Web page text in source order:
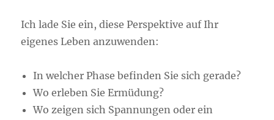
Ich lade Sie ein, diese Perspektive auf Ihr
eigenes Leben anzuwenden:
In welcher Phase befinden Sie sich gerade?
Wo erleben Sie Ermüdung?
Wo zeigen sich Spannungen oder ein